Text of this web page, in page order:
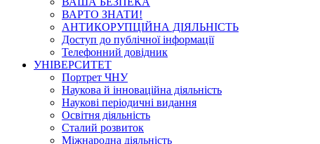
ВАРТО ЗНАТИ!
АНТИКОРУПЦІЙНА ДІЯЛЬНІСТЬ
Доступ до публічної інформації
Телефонний довідник
УНІВЕРСИТЕТ
Портрет ЧНУ
Наукова й інноваційна діяльність
Наукові періодичні видання
Освітня діяльність
Сталий розвиток
Міжнародна діяльність